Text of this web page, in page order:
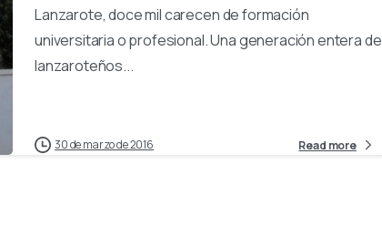
Lanzarote, doce mil carecen de formación
universitaria o profesional. Una generación entera de
lanzaroteños...
30 de marzo de 2016 Read more